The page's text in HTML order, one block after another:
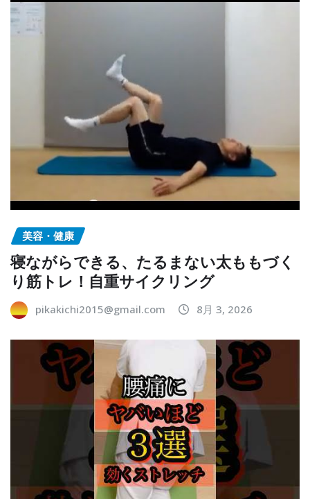
美容・健康
寝ながらできる、たるまない太ももづく
り筋トレ！自重サイクリング
pikakichi2015@gmail.com 8月 3, 2026